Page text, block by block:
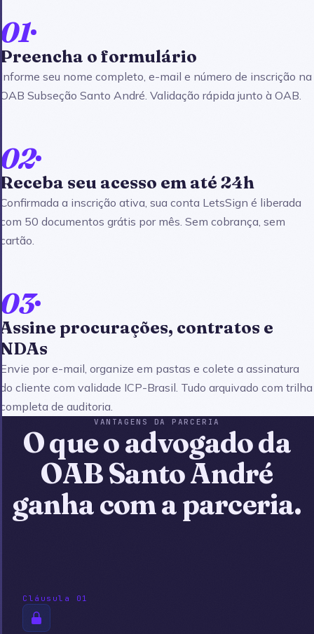
01
Preencha o formulário
Informe seu nome completo, e-mail e número de inscrição na
OAB Subseção Santo André. Validação rápida junto à OAB.
02
Receba seu acesso em até 24h
Confirmada a inscrição ativa, sua conta LetsSign é liberada
com 50 documentos grátis por mês. Sem cobrança, sem
cartão.
03
Assine procurações, contratos e
NDAs
Envie por e-mail, organize em pastas e colete a assinatura
do cliente com validade ICP-Brasil. Tudo arquivado com trilha
completa de auditoria.
VANTAGENS DA PARCERIA
O que o advogado da
OAB Santo André
ganha com a parceria.
Cláusula 01